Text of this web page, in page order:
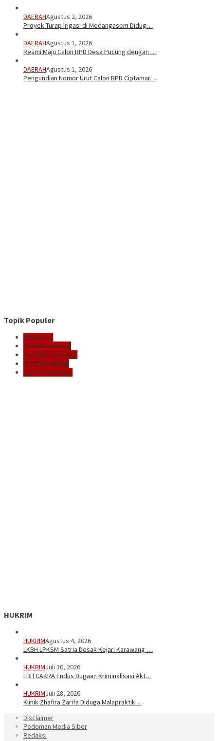
DAERAHAgustus 2, 2026
Proyek Turap Irigasi di Medangasem Didug…
DAERAHAgustus 1, 2026
Resmi Maju Calon BPD Desa Pucung dengan …
DAERAHAgustus 1, 2026
Pengundian Nomor Urut Calon BPD Ciptamar…
Topik Populer
delik.co.id
Berita Karawang
Pemkab Karawang
DPRD Karawang
Polres Karawang
HUKRIM
HUKRIMAgustus 4, 2026
LKBH LPKSM Satria Desak Kejari Karawang …
HUKRIMJuli 30, 2026
LBH CAKRA Endus Dugaan Kriminalisasi Akt…
HUKRIMJuli 28, 2026
Klinik Zhafira Zarifa Diduga Malapraktik…
Disclaimer
Pedoman Media Siber
Redaksi